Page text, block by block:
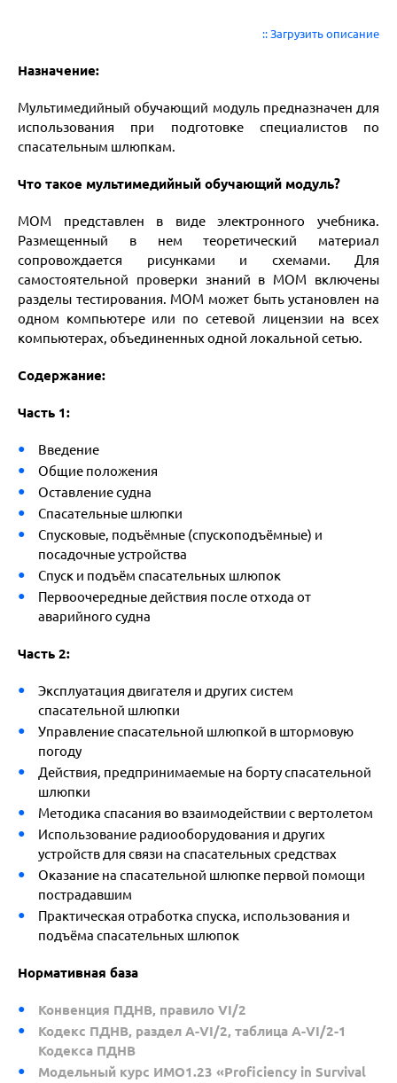
:: Загрузить описание
Назначение:
Мультимедийный обучающий модуль предназначен для
использования при подготовке специалистов по
спасательным шлюпкам.
Что такое мультимедийный обучающий модуль?
МОМ представлен в виде электронного учебника.
Размещенный в нем теоретический материал
сопровождается рисунками и схемами. Для
самостоятельной проверки знаний в МОМ включены
разделы тестирования. МОМ может быть установлен на
одном компьютере или по сетевой лицензии на всех
компьютерах, объединенных одной локальной сетью.
Содержание:
Часть 1:
Введение
Общие положения
Оставление судна
Спасательные шлюпки
Спусковые, подъёмные (спускоподъёмные) и
посадочные устройства
Спуск и подъём спасательных шлюпок
Первоочередные действия после отхода от
аварийного судна
Часть 2:
Эксплуатация двигателя и других систем
спасательной шлюпки
Управление спасательной шлюпкой в штормовую
погоду
Действия, предпринимаемые на борту спасательной
шлюпки
Методика спасания во взаимодействии с вертолетом
Использование радиооборудования и других
устройств для связи на спасательных средствах
Оказание на спасательной шлюпке первой помощи
пострадавшим
Практическая отработка спуска, использования и
подъёма спасательных шлюпок
Нормативная база
Конвенция ПДНВ, правило VI/2
Кодекс ПДНВ, раздел A-VI/2, таблица A-VI/2-1
Кодекса ПДНВ
Модельный курс ИМО1.23 «Proficiency in Survival